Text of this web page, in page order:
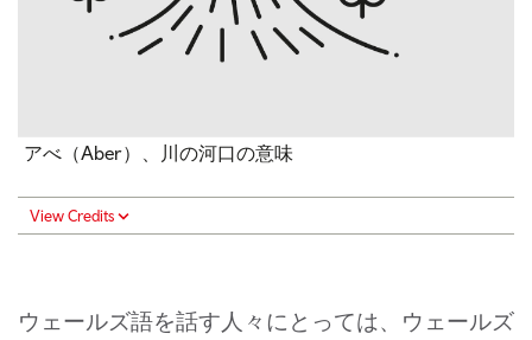
アべ（Aber）、川の河口の意味
View Credits
ウェールズ語を話す人々にとっては、ウェールズ